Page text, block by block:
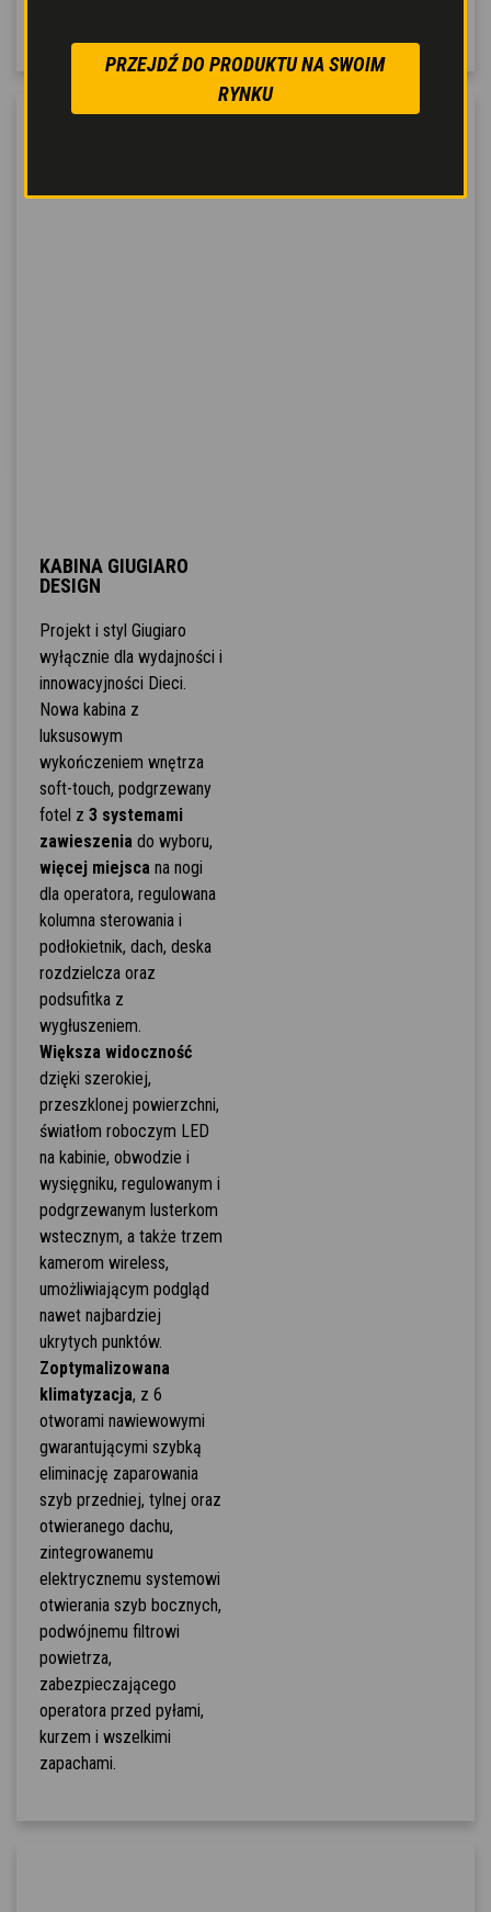
PRZEJDŹ DO PRODUKTU NA SWOIM
RYNKU
KABINA GIUGIARO
DESIGN
Projekt i styl Giugiaro
wyłącznie dla wydajności i
innowacyjności Dieci.
Nowa kabina z
luksusowym
wykończeniem wnętrza
soft-touch, podgrzewany
fotel z 3 systemami
zawieszenia do wyboru,
więcej miejsca na nogi
dla operatora, regulowana
kolumna sterowania i
podłokietnik, dach, deska
rozdzielcza oraz
podsufitka z
wygłuszeniem.
Większa widoczność
dzięki szerokiej,
przeszklonej powierzchni,
światłom roboczym LED
na kabinie, obwodzie i
wysięgniku, regulowanym i
podgrzewanym lusterkom
wstecznym, a także trzem
kamerom wireless,
umożliwiającym podgląd
nawet najbardziej
ukrytych punktów.
Zoptymalizowana
klimatyzacja, z 6
otworami nawiewowymi
gwarantującymi szybką
eliminację zaparowania
szyb przedniej, tylnej oraz
otwieranego dachu,
zintegrowanemu
elektrycznemu systemowi
otwierania szyb bocznych,
podwójnemu filtrowi
powietrza,
zabezpieczającego
operatora przed pyłami,
kurzem i wszelkimi
zapachami.